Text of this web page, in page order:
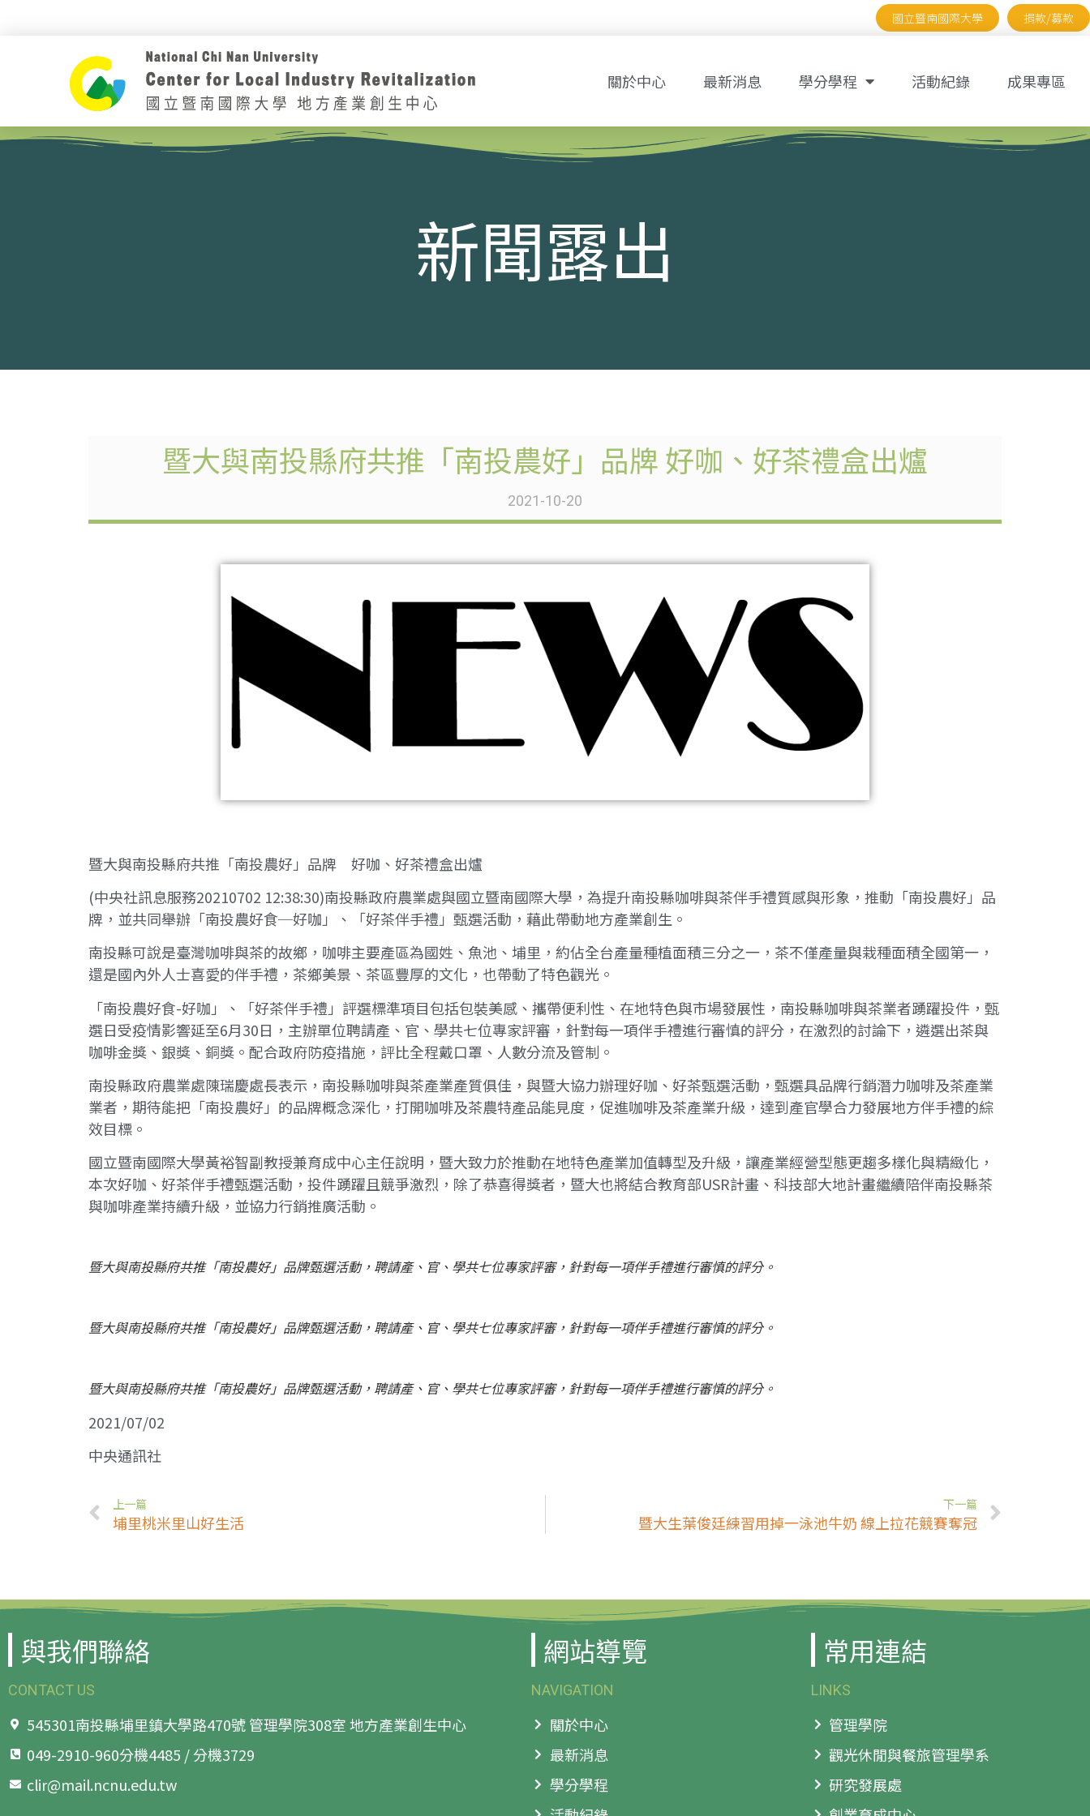
國立暨南國際大學 捐款/募款
關於中心 最新消息 學分學程 活動紀錄 成果專區
新聞露出
暨大與南投縣府共推「南投農好」品牌 好咖、好茶禮盒出爐
2021-10-20
暨大與南投縣府共推「南投農好」品牌 好咖、好茶禮盒出爐
(中央社訊息服務20210702 12:38:30)南投縣政府農業處與國立暨南國際大學，為提升南投縣咖啡與茶伴手禮質感與形象，推動「南投農好」品
牌，並共同舉辦「南投農好食─好咖」、「好茶伴手禮」甄選活動，藉此帶動地方產業創生。
南投縣可說是臺灣咖啡與茶的故鄉，咖啡主要產區為國姓、魚池、埔里，約佔全台產量種植面積三分之一，茶不僅產量與栽種面積全國第一，
還是國內外人士喜愛的伴手禮，茶鄉美景、茶區豐厚的文化，也帶動了特色觀光。
「南投農好食-好咖」、「好茶伴手禮」評選標準項目包括包裝美感、攜帶便利性、在地特色與市場發展性，南投縣咖啡與茶業者踴躍投件，甄
選日受疫情影響延至6月30日，主辦單位聘請產、官、學共七位專家評審，針對每一項伴手禮進行審慎的評分，在激烈的討論下，遴選出茶與
咖啡金獎、銀獎、銅獎。配合政府防疫措施，評比全程戴口罩、人數分流及管制。
南投縣政府農業處陳瑞慶處長表示，南投縣咖啡與茶產業產質俱佳，與暨大協力辦理好咖、好茶甄選活動，甄選具品牌行銷潛力咖啡及茶產業
業者，期待能把「南投農好」的品牌概念深化，打開咖啡及茶農特產品能見度，促進咖啡及茶產業升級，達到產官學合力發展地方伴手禮的綜
效目標。
國立暨南國際大學黃裕智副教授兼育成中心主任說明，暨大致力於推動在地特色產業加值轉型及升級，讓產業經營型態更趨多樣化與精緻化，
本次好咖、好茶伴手禮甄選活動，投件踴躍且競爭激烈，除了恭喜得獎者，暨大也將結合教育部USR計畫、科技部大地計畫繼續陪伴南投縣茶
與咖啡產業持續升級，並協力行銷推廣活動。
暨大與南投縣府共推「南投農好」品牌甄選活動，聘請產、官、學共七位專家評審，針對每一項伴手禮進行審慎的評分。
暨大與南投縣府共推「南投農好」品牌甄選活動，聘請產、官、學共七位專家評審，針對每一項伴手禮進行審慎的評分。
暨大與南投縣府共推「南投農好」品牌甄選活動，聘請產、官、學共七位專家評審，針對每一項伴手禮進行審慎的評分。
2021/07/02
中央通訊社
上一篇
埔里桃米里山好生活
下一篇
暨大生葉俊廷練習用掉一泳池牛奶 線上拉花競賽奪冠
與我們聯絡
CONTACT US
545301南投縣埔里鎮大學路470號 管理學院308室 地方產業創生中心
049-2910-960分機4485 / 分機3729
clir@mail.ncnu.edu.tw
網站導覽
NAVIGATION
關於中心
最新消息
學分學程
常用連結
LINKS
管理學院
觀光休閒與餐旅管理學系
研究發展處